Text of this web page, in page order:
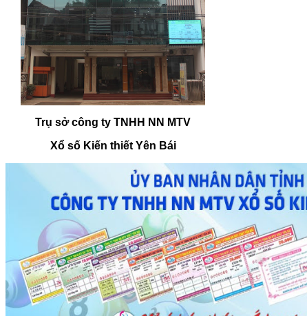
Trụ sở công ty TNHH NN MTV
Xổ số Kiến thiết Yên Bái